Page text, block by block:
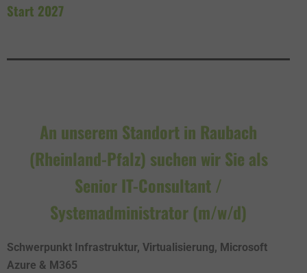
Start 2027
An unserem Standort in Raubach
(Rheinland-Pfalz) suchen wir Sie als
Senior IT-Consultant /
Systemadministrator (m/w/d)
Schwerpunkt Infrastruktur, Virtualisierung, Microsoft
Azure & M365